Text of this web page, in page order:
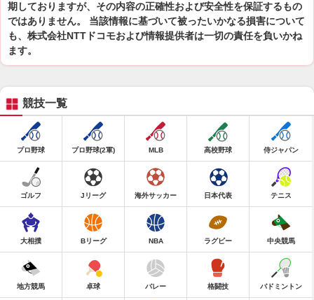
期しておりますが、その内容の正確性および安全性を保証するもの
ではありません。 当該情報に基づいて被ったいかなる損害について
も、株式会社NTTドコモおよび情報提供者は一切の責任を負いかね
ます。
競技一覧
プロ野球 プロ野球(2軍) MLB 高校野球 侍ジャパン
ゴルフ Jリーグ 海外サッカー 日本代表 テニス
大相撲 Bリーグ NBA ラグビー 中央競馬
地方競馬 卓球 バレー 格闘技 バドミントン